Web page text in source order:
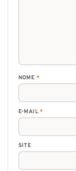
NOME *
E-MAIL*
SITE